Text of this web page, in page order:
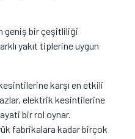
geniş bir çeşitliliği
yakıt tiplerine uygun
karşı en etkili
elektrik kesintilerine
bir rol oynar.
fabrikalara kadar birçok